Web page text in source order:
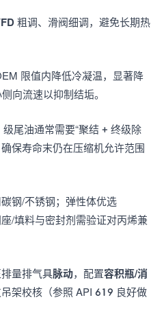
粗调、滑阀细调，避免长期热
限值内降低冷凝温，显著降
向流速以抑制结垢。
级尾油通常需要“聚结 + 终级除
确保寿命末仍在压缩机允许范围
钢/不锈钢；弹性体优选
座/填料与密封剂需验证对丙烯兼
排量排气具脉动，配置容积瓶/消
架校核（参照 API 619 良好做